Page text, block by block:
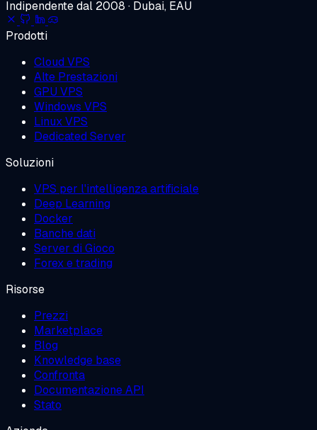
Indipendente dal 2008 · Dubai, EAU
Prodotti
Cloud VPS
Alte Prestazioni
GPU VPS
Windows VPS
Linux VPS
Dedicated Server
Soluzioni
VPS per l'intelligenza artificiale
Deep Learning
Docker
Banche dati
Server di Gioco
Forex e trading
Risorse
Prezzi
Marketplace
Blog
Knowledge base
Confronta
Documentazione API
Stato